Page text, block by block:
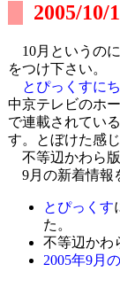
2005/10/
10月というの
をつけ下さい。
とぴっくすに
中京テレビのホ
で連載されてい
す。とぼけた感
不等辺かわら版
9月の新着情報
とぴっくす
た。
不等辺かわ
2005年9月